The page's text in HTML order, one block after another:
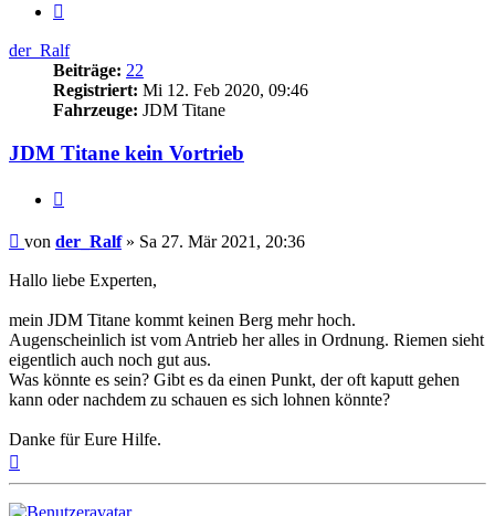
der_Ralf
Beiträge: 22
Registriert: Mi 12. Feb 2020, 09:46
Fahrzeuge: JDM Titane
JDM Titane kein Vortrieb
Beitrag
von der_Ralf» Sa 27. Mär 2021, 20:36
Hallo liebe Experten,
mein JDM Titane kommt keinen Berg mehr hoch.
Augenscheinlich ist vom Antrieb her alles in Ordnung. Riemen sieht
eigentlich auch noch gut aus.
Was könnte es sein? Gibt es da einen Punkt, der oft kaputt gehen
kann oder nachdem zu schauen es sich lohnen könnte?
Danke für Eure Hilfe.